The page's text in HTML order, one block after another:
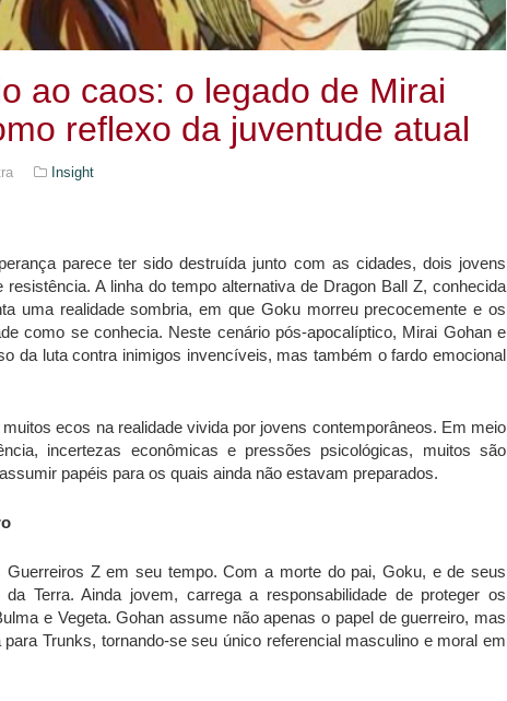
ao caos: o legado de Mirai
reflexo da juventude atual
Insight
parece ter sido destruída junto com as cidades, dois jovens
A linha do tempo alternativa de Dragon Ball Z, conhecida
uma realidade sombria, em que Goku morreu precocemente e os
como se conhecia. Neste cenário pós-apocalíptico, Mirai Gohan e
da luta contra inimigos invencíveis, mas também o fardo emocional
ecos na realidade vivida por jovens contemporâneos. Em meio
incertezas econômicas e pressões psicológicas, muitos são
papéis para os quais ainda não estavam preparados.
Z em seu tempo. Com a morte do pai, Goku, e de seus
Terra. Ainda jovem, carrega a responsabilidade de proteger os
e Vegeta. Gohan assume não apenas o papel de guerreiro, mas
Trunks, tornando-se seu único referencial masculino e moral em